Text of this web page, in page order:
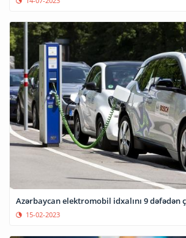
Azərbaycan elektromobil idxalını 9 dəfədən
15-02-2023